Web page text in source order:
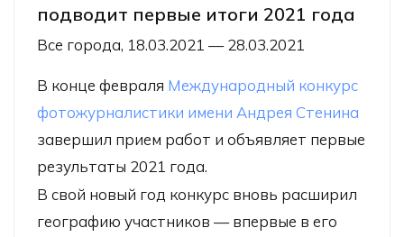
подводит первые итоги 2021 года
Все города, 18.03.2021 — 28.03.2021
В конце февраля Международный конкурс
фотожурналистики имени Андрея Стенина
завершил прием работ и объявляет первые
результаты 2021 года.
В свой новый год конкурс вновь расширил
географию участников — впервые в его